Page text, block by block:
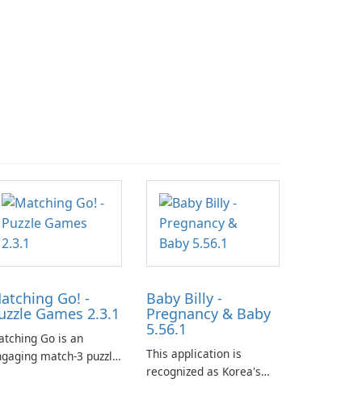
Go! -
Games 2.3.1
Go is an
match-3 puzzle
Baby Billy -
Pregnancy & Baby
5.56.1
This application is
recognized as Korea's